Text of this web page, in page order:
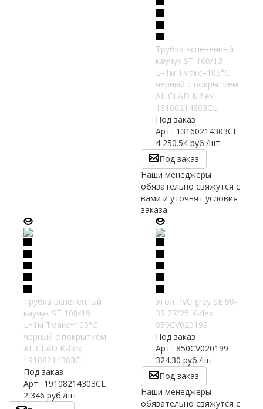
Трубка вспененный
каучук ST 160/13
L=1м Тмакс=105°C
черный с покрытием
AL CLAD K-flex
13160214303CL
Под заказ
Арт.: 13160214303CL
4 250.54руб./шт
Под заказ
Наши менеджеры
обязательно свяжутся с
вами и уточнят условия
заказа
Трубка вспененный
каучук ST 108/19
L=1м Тмакс=105°C
черный с покрытием
AL CLAD K-flex
19108214303CL
Под заказ
Арт.: 19108214303CL
2 346 руб./шт
Угол PVC grey SE 90-
3S 27/25 K-flex
850CV020199
Под заказ
Арт.: 850CV020199
324.30 руб./шт
Под заказ
Наши менеджеры
обязательно свяжутся с